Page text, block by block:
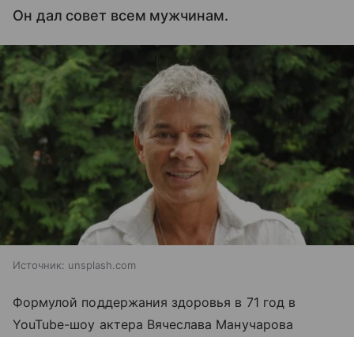
Он дал совет всем мужчинам.
Источник: unsplash.com
Формулой поддержания здоровья в 71 год в
YouTube-шоу актера Вячеслава Манучарова